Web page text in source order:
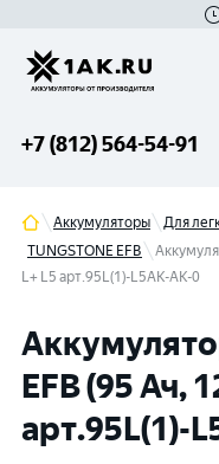
+7 (812) 564-54-91
Аккумуляторы Для
TUNGSTONE EFB
L+ L5 арт.95L(1)-L5АК-АК-0
EFB (95 Ач,
арт.95L(1)-
Гатчина